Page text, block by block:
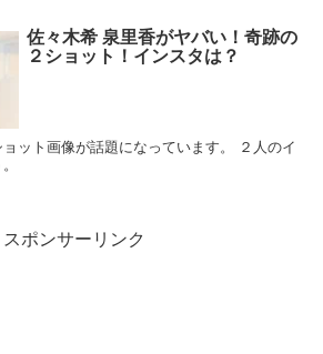
佐々木希 泉里香がヤバい！奇跡の
２ショット！インスタは？
ット画像が話題になっています。 ２人のイ
スポンサーリンク